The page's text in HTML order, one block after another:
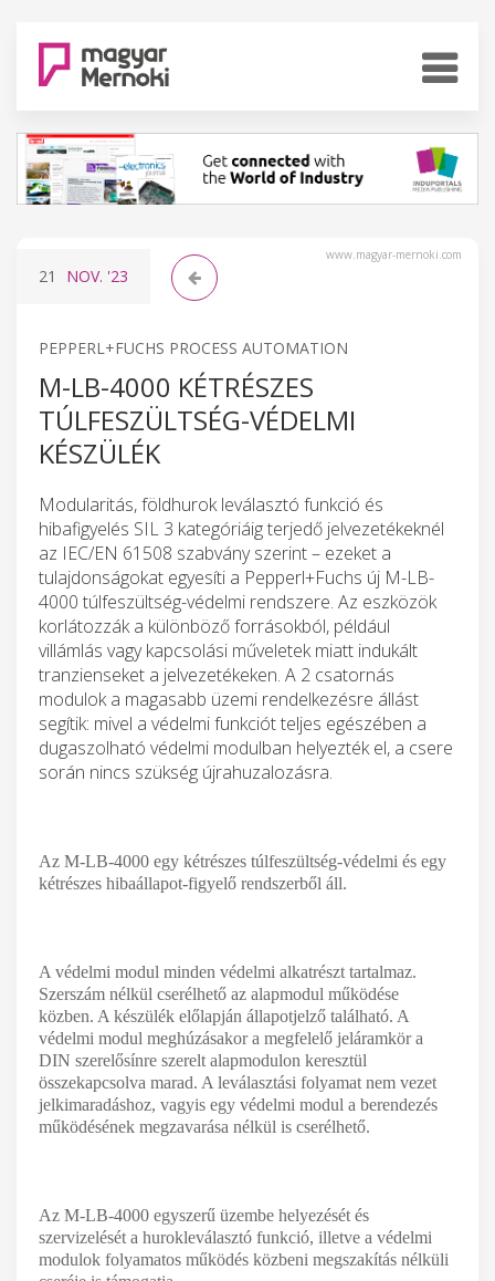
www.magyar-mernoki.com
21 NOV. '23
PEPPERL+FUCHS PROCESS AUTOMATION
M-LB-4000 KÉTRÉSZES
TÚLFESZÜLTSÉG-VÉDELMI
KÉSZÜLÉK
Modularitás, földhurok leválasztó funkció és
hibafigyelés SIL 3 kategóriáig terjedő jelvezetékeknél
az IEC/EN 61508 szabvány szerint – ezeket a
tulajdonságokat egyesíti a Pepperl+Fuchs új M-LB-
4000 túlfeszültség-védelmi rendszere. Az eszközök
korlátozzák a különböző forrásokból, például
villámlás vagy kapcsolási műveletek miatt indukált
tranzienseket a jelvezetékeken. A 2 csatornás
modulok a magasabb üzemi rendelkezésre állást
segítik: mivel a védelmi funkciót teljes egészében a
dugaszolható védelmi modulban helyezték el, a csere
során nincs szükség újrahuzalozásra.
Az M-LB-4000 egy kétrészes túlfeszültség-védelmi és egy
kétrészes hibaállapot-figyelő rendszerből áll.
A védelmi modul minden védelmi alkatrészt tartalmaz.
Szerszám nélkül cserélhető az alapmodul működése
közben. A készülék előlapján állapotjelző található. A
védelmi modul meghúzásakor a megfelelő jeláramkör a
DIN szerelősínre szerelt alapmodulon keresztül
összekapcsolva marad. A leválasztási folyamat nem vezet
jelkimaradáshoz, vagyis egy védelmi modul a berendezés
működésének megzavarása nélkül is cserélhető.
Az M-LB-4000 egyszerű üzembe helyezését és
szervizelését a hurokleválasztó funkció, illetve a védelmi
modulok folyamatos működés közbeni megszakítás nélküli